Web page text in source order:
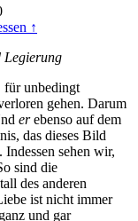
↑
Legierung
für unbedingt
gehen. Darum
erebenso auf dem
das dieses Bild
sehen wir,
sind die
des anderen
ist nicht immer
und gar